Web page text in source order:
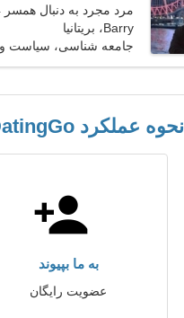
31
Barry، بریتانیا
جامعه شناسی، سیاست و
حقوق
نحوه عملکرد GbrDatingGo
به ما بپیوند
عضویت رایگان